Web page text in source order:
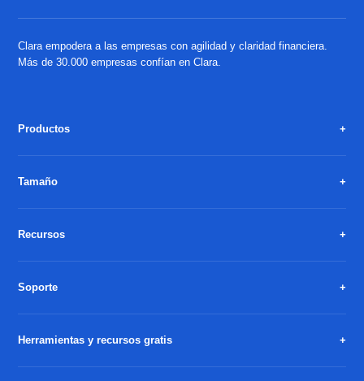
Clara empodera a las empresas con agilidad y claridad financiera.
Más de 30.000 empresas confían en Clara.
Productos
Tamaño
Recursos
Soporte
Herramientas y recursos gratis